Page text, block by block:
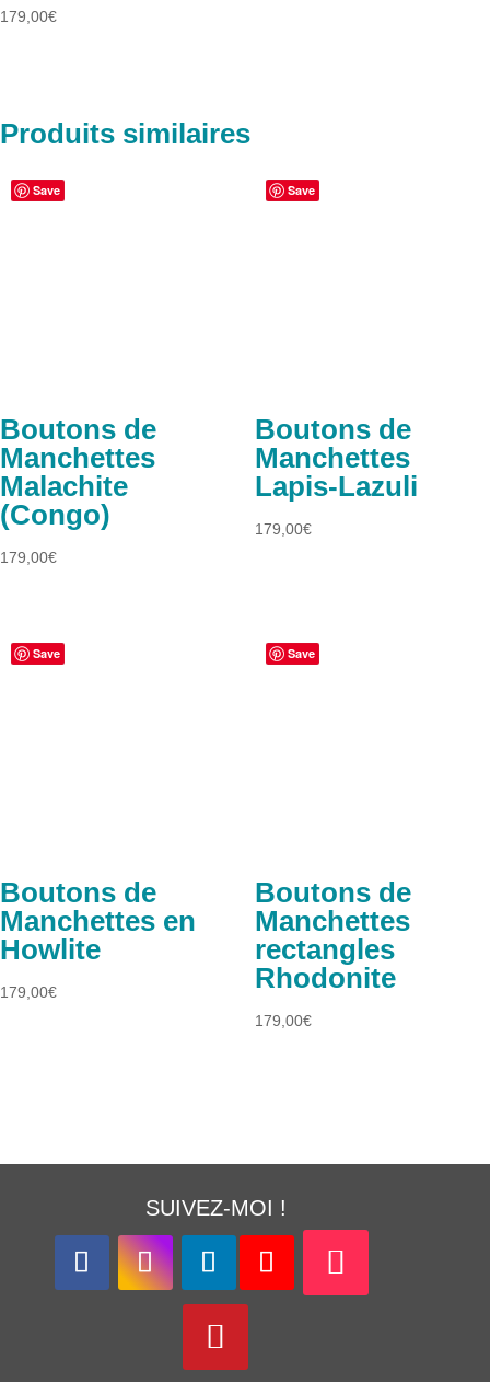
179,00€
Produits similaires
Save
Boutons de
Manchettes
Malachite
(Congo)
179,00€
Save
Boutons de
Manchettes
Lapis-Lazuli
179,00€
Save
Boutons de
Manchettes en
Howlite
179,00€
Save
Boutons de
Manchettes
rectangles
Rhodonite
179,00€
SUIVEZ-MOI !